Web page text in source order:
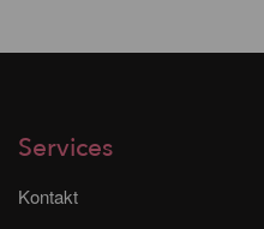
Services
Kontakt